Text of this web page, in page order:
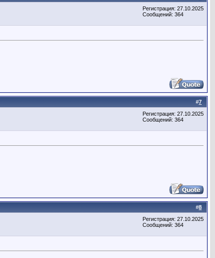
Регистрация: 27.10.2025
Сообщений: 364
#7
Регистрация: 27.10.2025
Сообщений: 364
#8
Регистрация: 27.10.2025
Сообщений: 364